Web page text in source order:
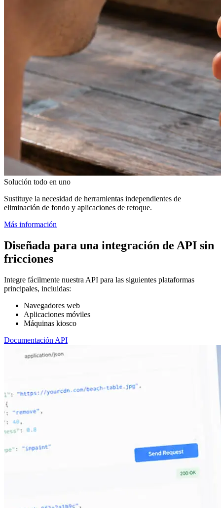
Solución todo en uno
Sustituye la necesidad de herramientas independientes de
eliminación de fondo y aplicaciones de retoque.
Más información
Diseñada para una integración de API sin
fricciones
Integre fácilmente nuestra API para las siguientes plataformas
principales, incluidas:
Navegadores web
Aplicaciones móviles
Máquinas kiosco
Documentación API